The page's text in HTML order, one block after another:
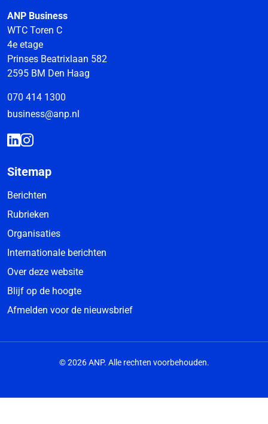
ANP Business
WTC Toren C
4e etage
Prinses Beatrixlaan 582
2595 BM Den Haag
070 414 1300
business@anp.nl
Sitemap
Berichten
Rubrieken
Organisaties
Internationale berichten
Over deze website
Blijf op de hoogte
Afmelden voor de nieuwsbrief
© 2026 ANP. Alle rechten voorbehouden.